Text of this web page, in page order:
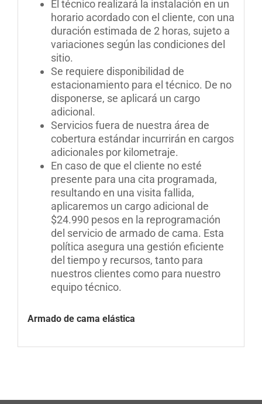
El técnico realizará la instalación en un
horario acordado con el cliente, con una
duración estimada de 2 horas, sujeto a
variaciones según las condiciones del
sitio.
Se requiere disponibilidad de
estacionamiento para el técnico. De no
disponerse, se aplicará un cargo
adicional.
Servicios fuera de nuestra área de
cobertura estándar incurrirán en cargos
adicionales por kilometraje.
En caso de que el cliente no esté
presente para una cita programada,
resultando en una visita fallida,
aplicaremos un cargo adicional de
$24.990 pesos en la reprogramación
del servicio de armado de cama. Esta
política asegura una gestión eficiente
del tiempo y recursos, tanto para
nuestros clientes como para nuestro
equipo técnico.
Armado de cama elástica